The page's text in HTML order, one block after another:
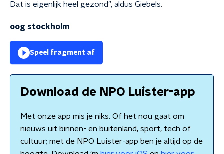
Dat is eigenlijk heel gezond", aldus Giebels.
oog stockholm
Speel fragment af
Download de NPO Luister-app
Met onze app mis je niks. Of het nou gaat om
nieuws uit binnen- en buitenland, sport, tech of
cultuur; met de NPO Luister-app ben je altijd op de